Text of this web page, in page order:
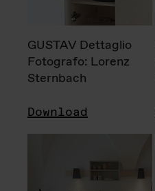
GUSTAV Dettaglio
Fotografo: Lorenz
Sternbach
Download